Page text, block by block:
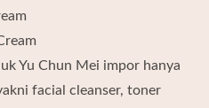
Yu Chun Mei impor hanya
facial cleanser, toner